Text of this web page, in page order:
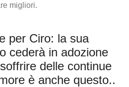
migliori.
per Ciro: la sua
cederà in adozione
delle continue
è anche questo..